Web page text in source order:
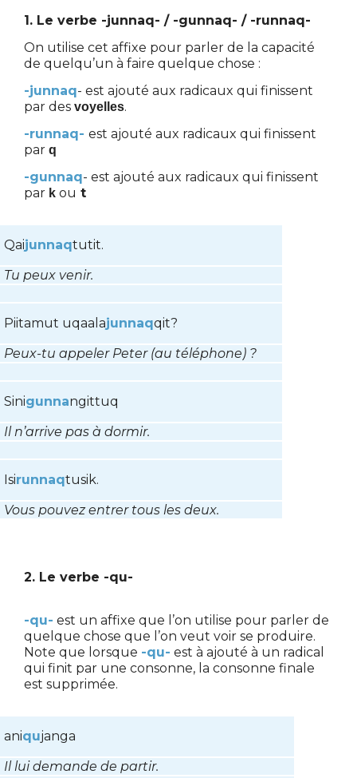
1. Le verbe -junnaq- / -gunnaq- / -runnaq-
On utilise cet affixe pour parler de la capacité
de quelqu’un à faire quelque chose :
-junnaq- est ajouté aux radicaux qui finissent
par des voyelles.
-runnaq- est ajouté aux radicaux qui finissent
par q
-gunnaq- est ajouté aux radicaux qui finissent
par k ou t
Qaijunnaqtutit.
Tu peux venir.
Piitamut uqaalajunnaqqit?
Peux-tu appeler Peter (au téléphone) ?
Sinigunnangittuq
Il n’arrive pas à dormir.
Isirunnaqtusik.
Vous pouvez entrer tous les deux.
2. Le verbe -qu-
-qu- est un affixe que l’on utilise pour parler de
quelque chose que l’on veut voir se produire.
Note que lorsque -qu- est à ajouté à un radical
qui finit par une consonne, la consonne finale
est supprimée.
aniqujanga
Il lui demande de partir.